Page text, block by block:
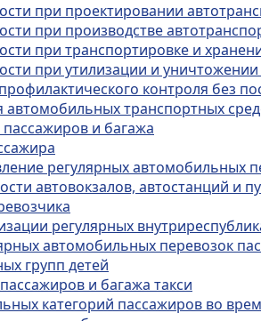
при проектировании
при производстве
при транспортировке и
при утилизации и
контроля без
транспортных
и багажа
регулярных автомобильных
автовокзалов, автостанций и
регулярных
автомобильных перевозок
групп детей
и багажа такси
категорий пассажиров во